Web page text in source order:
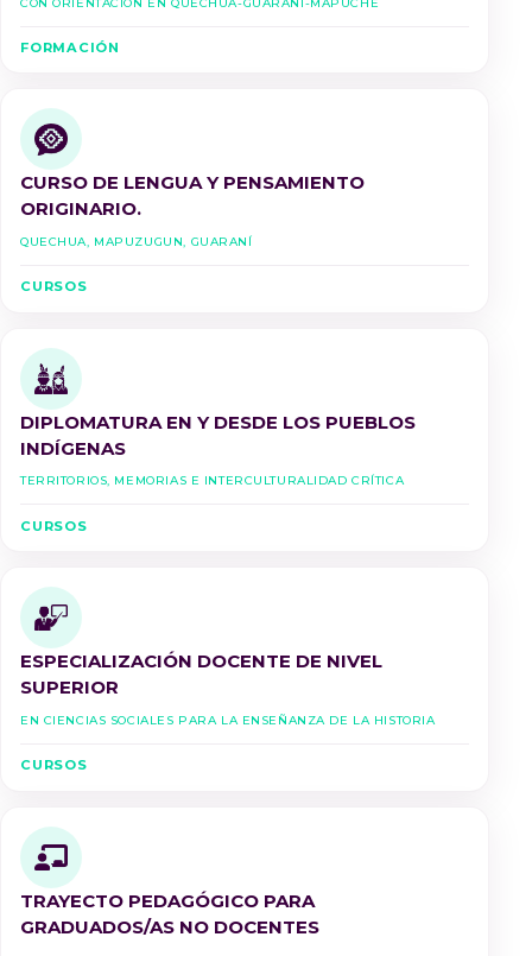
FORMACIÓN
CURSO DE LENGUA Y PENSAMIENTO
ORIGINARIO.
Quechua, Mapuzugun, Guaraní
CURSOS
DIPLOMATURA EN Y DESDE LOS PUEBLOS
INDÍGENAS
Territorios, Memorias e Interculturalidad Crítica
CURSOS
ESPECIALIZACIÓN DOCENTE DE NIVEL
SUPERIOR
en Ciencias Sociales para la Enseñanza de la Historia
CURSOS
TRAYECTO PEDAGÓGICO PARA
GRADUADOS/AS NO DOCENTES